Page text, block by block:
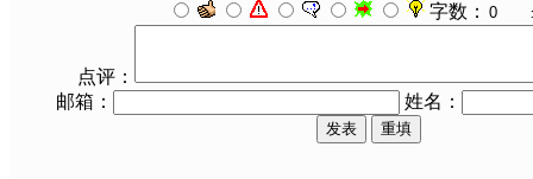
字数：
点评：
邮箱：
姓名：